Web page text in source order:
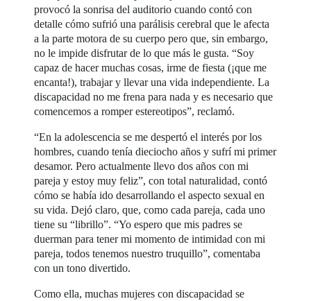
provocó la sonrisa del auditorio cuando contó con
detalle cómo sufrió una parálisis cerebral que le afecta
a la parte motora de su cuerpo pero que, sin embargo,
no le impide disfrutar de lo que más le gusta. “Soy
capaz de hacer muchas cosas, irme de fiesta (¡que me
encanta!), trabajar y llevar una vida independiente. La
discapacidad no me frena para nada y es necesario que
comencemos a romper estereotipos”, reclamó.
“En la adolescencia se me despertó el interés por los
hombres, cuando tenía dieciocho años y sufrí mi primer
desamor. Pero actualmente llevo dos años con mi
pareja y estoy muy feliz”, con total naturalidad, contó
cómo se había ido desarrollando el aspecto sexual en
su vida. Dejó claro, que, como cada pareja, cada uno
tiene su “librillo”. “Yo espero que mis padres se
duerman para tener mi momento de intimidad con mi
pareja, todos tenemos nuestro truquillo”, comentaba
con un tono divertido.
Como ella, muchas mujeres con discapacidad se